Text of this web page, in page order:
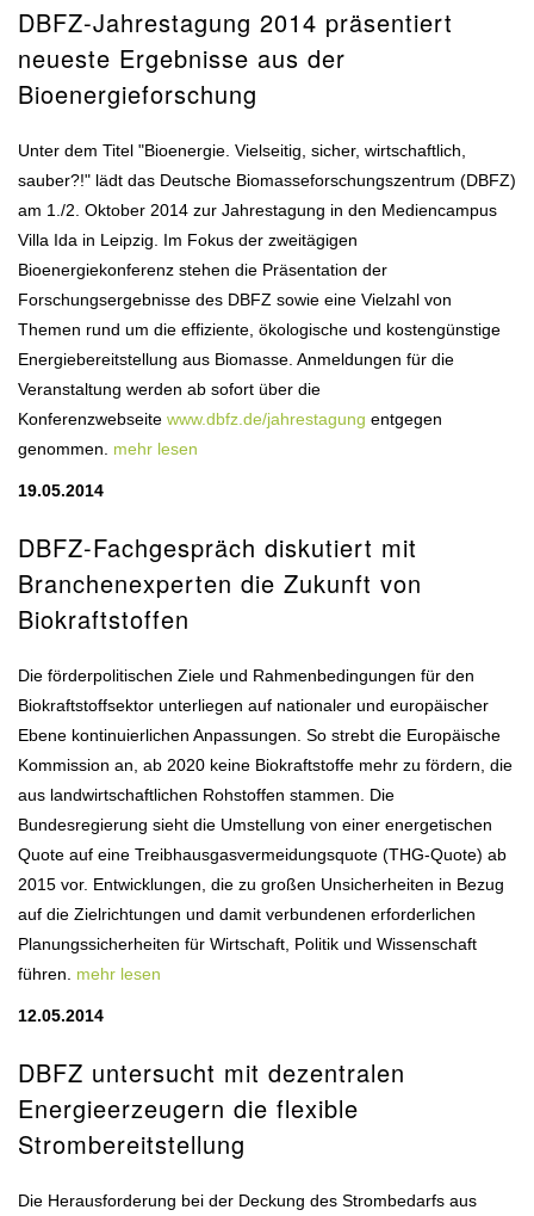
DBFZ-Jahrestagung 2014 präsentiert
neueste Ergebnisse aus der
Bioenergieforschung
Unter dem Titel "Bioenergie. Vielseitig, sicher, wirtschaftlich,
sauber?!" lädt das Deutsche Biomasseforschungszentrum (DBFZ)
am 1./2. Oktober 2014 zur Jahrestagung in den Mediencampus
Villa Ida in Leipzig. Im Fokus der zweitägigen
Bioenergiekonferenz stehen die Präsentation der
Forschungsergebnisse des DBFZ sowie eine Vielzahl von
Themen rund um die effiziente, ökologische und kostengünstige
Energiebereitstellung aus Biomasse. Anmeldungen für die
Veranstaltung werden ab sofort über die
Konferenzwebseite www.dbfz.de/jahrestagung entgegen
genommen. mehr lesen
19.05.2014
DBFZ-Fachgespräch diskutiert mit
Branchenexperten die Zukunft von
Biokraftstoffen
Die förderpolitischen Ziele und Rahmenbedingungen für den
Biokraftstoffsektor unterliegen auf nationaler und europäischer
Ebene kontinuierlichen Anpassungen. So strebt die Europäische
Kommission an, ab 2020 keine Biokraftstoffe mehr zu fördern, die
aus landwirtschaftlichen Rohstoffen stammen. Die
Bundesregierung sieht die Umstellung von einer energetischen
Quote auf eine Treibhausgasvermeidungsquote (THG-Quote) ab
2015 vor. Entwicklungen, die zu großen Unsicherheiten in Bezug
auf die Zielrichtungen und damit verbundenen erforderlichen
Planungssicherheiten für Wirtschaft, Politik und Wissenschaft
führen. mehr lesen
12.05.2014
DBFZ untersucht mit dezentralen
Energieerzeugern die flexible
Strombereitstellung
Die Herausforderung bei der Deckung des Strombedarfs aus